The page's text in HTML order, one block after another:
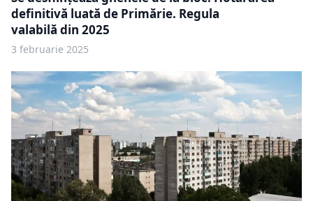
definitivă luată de Primărie. Regula
valabilă din 2025
3 februarie 2025